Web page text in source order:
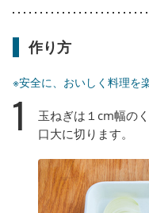
作り方
※安全に、おいしく料理を
1
玉ねぎは１cm幅の
口大に切ります。